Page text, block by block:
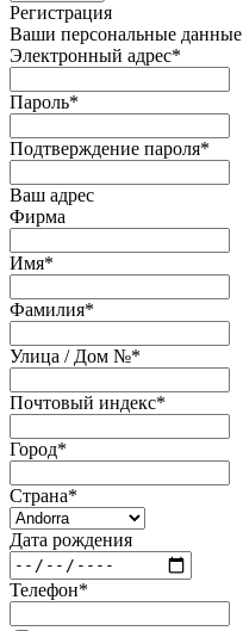
Регистрация
Ваши персональные данные
Электронный адрес*
Пароль*
Подтверждение пароля*
Ваш адрес
Фирма
Имя*
Фамилия*
Улица / Дом №*
Почтовый индекс*
Город*
Страна*
Дата рождения
Телефон*